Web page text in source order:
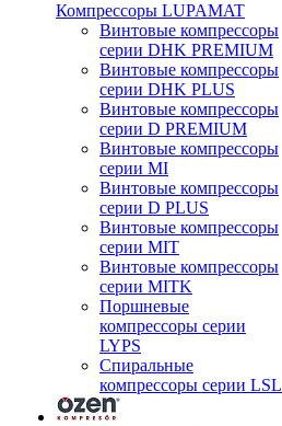
Компрессоры LUPAMAT
Винтовые компрессоры
серии DHK PREMIUM
Винтовые компрессоры
серии DHK PLUS
Винтовые компрессоры
серии D PREMIUM
Винтовые компрессоры
серии MI
Винтовые компрессоры
серии D PLUS
Винтовые компрессоры
серии MIT
Винтовые компрессоры
серии MITK
Поршневые
компрессоры серии
LYPS
Спиральные
компрессоры серии LSL